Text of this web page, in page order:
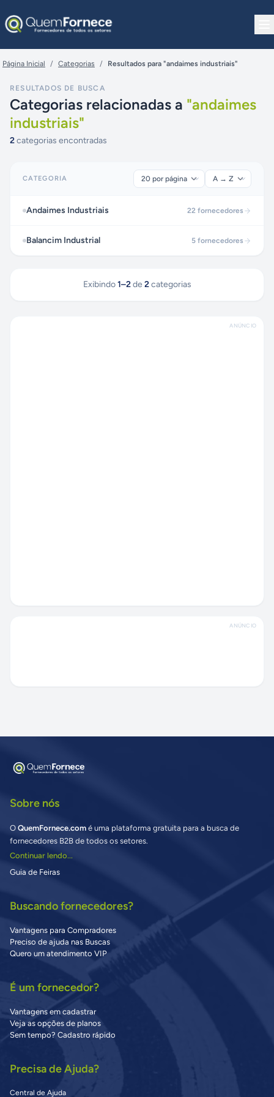
Página Inicial / Categorias / Resultados para "andaimes industriais"
RESULTADOS DE BUSCA
Categorias relacionadas a "andaimes
industriais"
2categorias encontradas
CATEGORIA
Andaimes Industriais 22 fornecedores
Balancim Industrial 5 fornecedores
Exibindo 1–2 de 2 categorias
ANÚNCIO
ANÚNCIO
Sobre nós
O QuemFornece.com é uma plataforma gratuita para a busca de
fornecedores B2B de todos os setores.
Continuar lendo...
Guia de Feiras
Buscando fornecedores?
Vantagens para Compradores
Preciso de ajuda nas Buscas
Quero um atendimento VIP
É um fornecedor?
Vantagens em cadastrar
Veja as opções de planos
Sem tempo? Cadastro rápido
Precisa de Ajuda?
Central de Ajuda